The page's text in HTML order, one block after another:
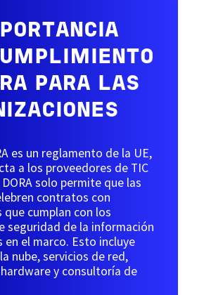
PARA LAS
es un reglamento de la UE,
a los proveedores de TIC
solo permite que las
contratos con
que cumplan con los
seguridad de la información
en el marco. Esto incluye
nube, servicios de red,
y consultoría de